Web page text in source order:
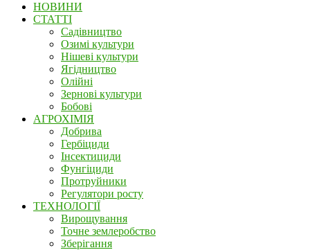
НОВИНИ
СТАТТІ
Садівництво
Озимі культури
Нішеві культури
Ягідництво
Олійні
Зернові культури
Бобові
АГРОХІМІЯ
Добрива
Гербіциди
Інсектициди
Фунгіциди
Протруйники
Регулятори росту
ТЕХНОЛОГІЇ
Вирощування
Точне землеробство
Зберігання